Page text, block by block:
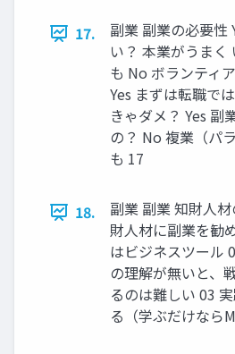
17.
副業 副業の必要性
い？ 本業がうまく
も No ボランティ
Yes まずは転職で
きゃダメ？ Yes 副
の？ No 複業（パ
も 17
18.
副業 副業 知財人
財人材に副業を勧
はビジネスツール
の理解が無いと、
るのは難しい 03
る（学ぶだけなら